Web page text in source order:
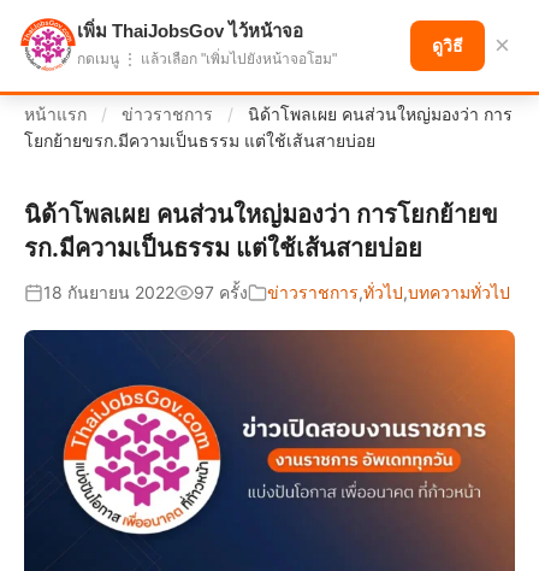
แบ่งปันโอกาส เพื่ออนาคตที่ก้าวหน้า
หน้าแรก / ข่าวราชการ /
นิด้าโพลเผย คนส่วนใหญ่มองว่า การ
โยกย้ายขรก.มีความเป็นธรรม แต่ใช้เส้นสายบ่อย
นิด้าโพลเผย คนส่วนใหญ่มองว่า การโยกย้ายข
รก.มีความเป็นธรรม แต่ใช้เส้นสายบ่อย
18 กันยายน 2022 97 ครั้ง ข่าวราชการ,ทั่วไป,บทความทั่วไป
เพิ่ม ThaiJobsGov ไว้หน้าจอ
กดเมนู ⋮ แล้วเลือก "เพิ่มไปยังหน้าจอโฮม"
ดูวิธี ×